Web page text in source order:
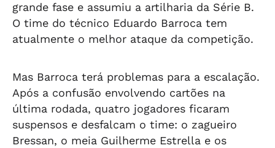
grande fase e assumiu a artilharia da Série B.
O time do técnico Eduardo Barroca tem
atualmente o melhor ataque da competição.
Mas Barroca terá problemas para a escalação.
Após a confusão envolvendo cartões na
última rodada, quatro jogadores ficaram
suspensos e desfalcam o time: o zagueiro
Bressan, o meia Guilherme Estrella e os